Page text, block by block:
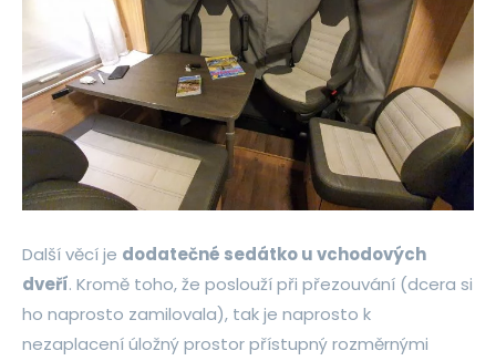
Další věcí je dodatečné sedátko u vchodových
dveří. Kromě toho, že poslouží při přezouvání (dcera si
ho naprosto zamilovala), tak je naprosto k
nezaplacení úložný prostor přístupný rozměrnými